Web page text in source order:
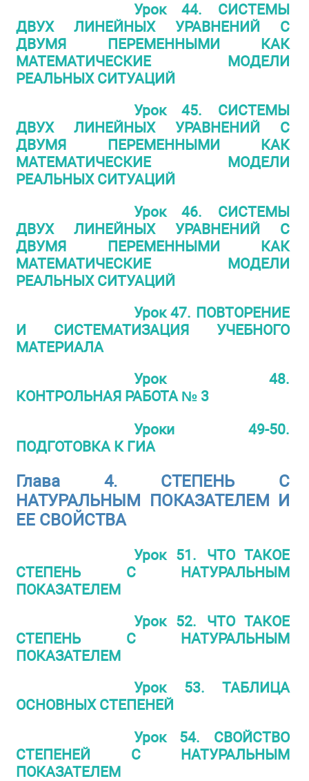
Урок 44. СИСТЕМЫ
ДВУХ ЛИНЕЙНЫХ УРАВНЕНИЙ С
ДВУМЯ ПЕРЕМЕННЫМИ КАК
МАТЕМАТИЧЕСКИЕ МОДЕЛИ
РЕАЛЬНЫХ СИТУАЦИЙ
Урок 45. СИСТЕМЫ
ДВУХ ЛИНЕЙНЫХ УРАВНЕНИЙ С
ДВУМЯ ПЕРЕМЕННЫМИ КАК
МАТЕМАТИЧЕСКИЕ МОДЕЛИ
РЕАЛЬНЫХ СИТУАЦИЙ
Урок 46. СИСТЕМЫ
ДВУХ ЛИНЕЙНЫХ УРАВНЕНИЙ С
ДВУМЯ ПЕРЕМЕННЫМИ КАК
МАТЕМАТИЧЕСКИЕ МОДЕЛИ
РЕАЛЬНЫХ СИТУАЦИЙ
Урок 47. ПОВТОРЕНИЕ
И СИСТЕМАТИЗАЦИЯ УЧЕБНОГО
МАТЕРИАЛА
Урок 48.
КОНТРОЛЬНАЯ РАБОТА № 3
Уроки 49-50.
ПОДГОТОВКА К ГИА
Глава 4. СТЕПЕНЬ С
НАТУРАЛЬНЫМ ПОКАЗАТЕЛЕМ И
ЕЕ СВОЙСТВА
Урок 51. ЧТО ТАКОЕ
СТЕПЕНЬ С НАТУРАЛЬНЫМ
ПОКАЗАТЕЛЕМ
Урок 52. ЧТО ТАКОЕ
СТЕПЕНЬ С НАТУРАЛЬНЫМ
ПОКАЗАТЕЛЕМ
Урок 53. ТАБЛИЦА
ОСНОВНЫХ СТЕПЕНЕЙ
Урок 54. СВОЙСТВО
СТЕПЕНЕЙ С НАТУРАЛЬНЫМ
ПОКАЗАТЕЛЕМ